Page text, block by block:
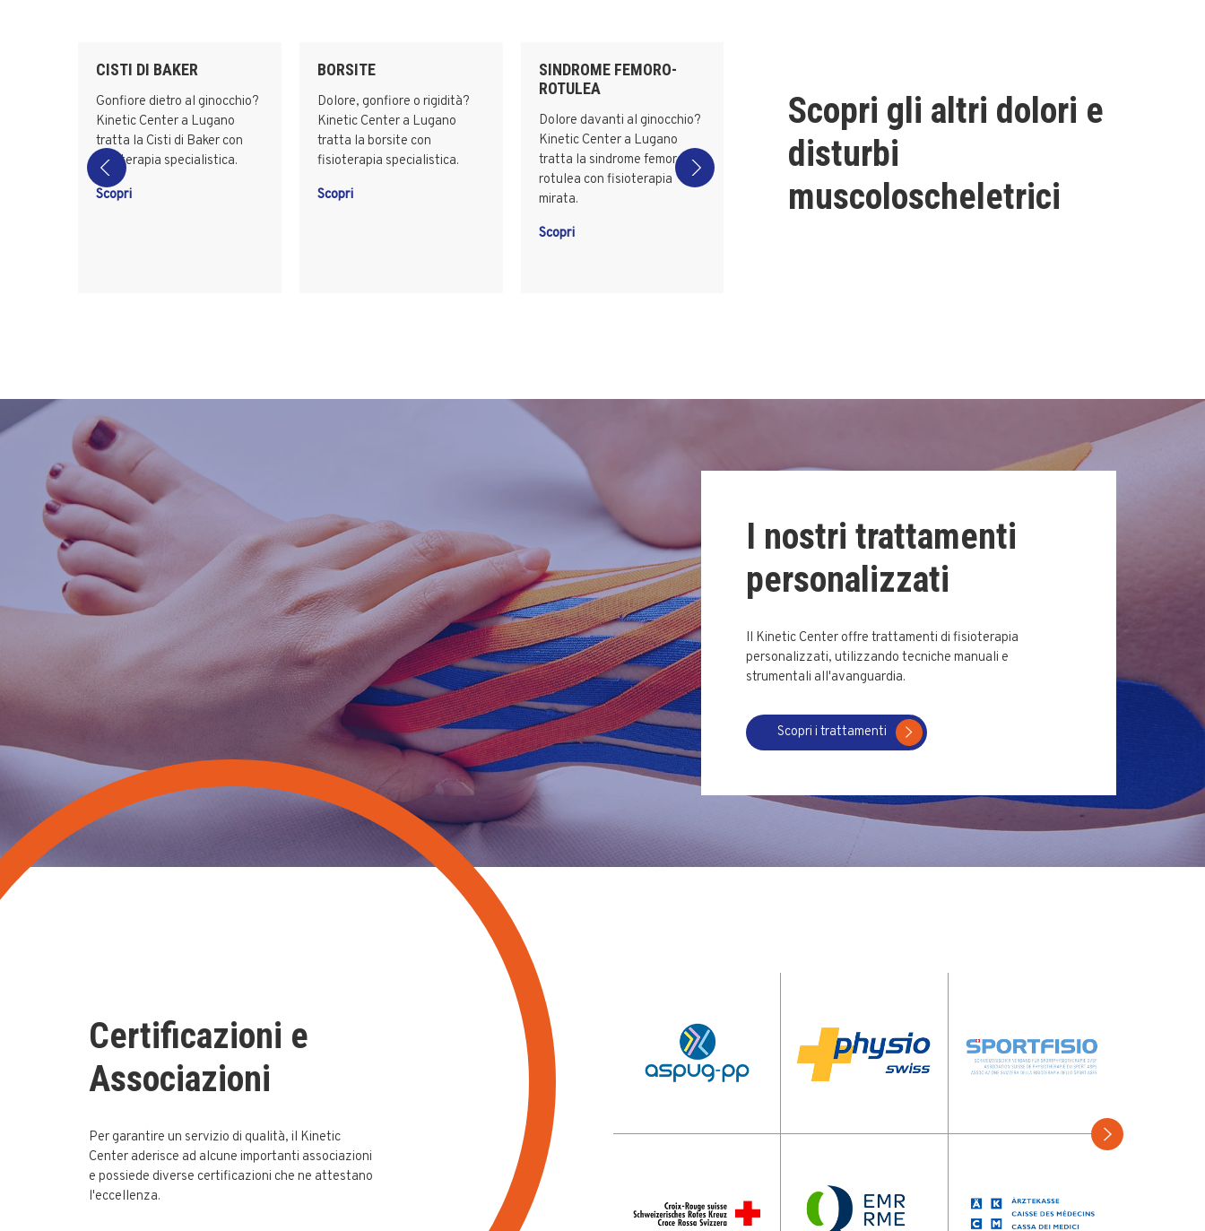
CISTI DI BAKER
Gonfiore dietro al ginocchio?
Kinetic Center a Lugano
tratta la Cisti di Baker con
fisioterapia specialistica.
Scopri
BORSITE
Dolore, gonfiore o rigidità?
Kinetic Center a Lugano
tratta la borsite con
fisioterapia specialistica.
Scopri
SINDROME FEMORO-
ROTULEA
Dolore davanti al ginocchio?
Kinetic Center a Lugano
tratta la sindrome femoro-
rotulea con fisioterapia
mirata.
Scopri
Scopri gli altri dolori e
disturbi
muscoloscheletrici
I nostri trattamenti
personalizzati
Il Kinetic Center offre trattamenti di fisioterapia
personalizzati, utilizzando tecniche manuali e
strumentali all'avanguardia.
Scopri i trattamenti
Certificazioni e
Associazioni
Per garantire un servizio di qualità, il Kinetic
Center aderisce ad alcune importanti associazioni
e possiede diverse certificazioni che ne attestano
l'eccellenza.